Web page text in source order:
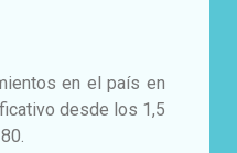
en el país en
desde los 1,5